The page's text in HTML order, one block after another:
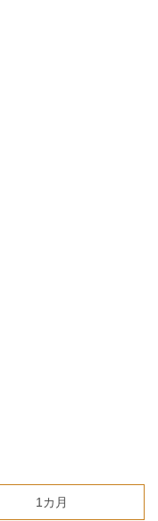
1カ月